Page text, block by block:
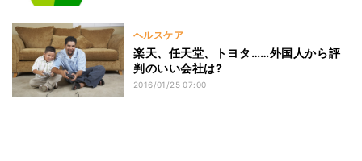
ヘルスケア
楽天、任天堂、トヨタ……外国人から評
判のいい会社は?
2016/01/25 07:00